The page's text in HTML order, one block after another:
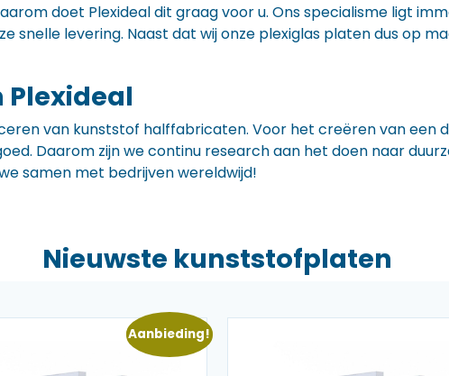
doet Plexideal dit graag voor u. Ons specialisme ligt
snelle levering. Naast dat wij onze plexiglas platen dus op
van kunststof halffabricaten. Voor het creëren van een
Daarom zijn we continu research aan het doen naar
samen met bedrijven wereldwijd!
Nieuwste kunststofplaten
Aanbieding!